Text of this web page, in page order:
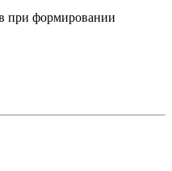
при формировании